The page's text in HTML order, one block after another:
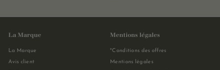
La Marque
La Marque
Avis client
Mentions légales
*Conditions des offres
Mentions légales